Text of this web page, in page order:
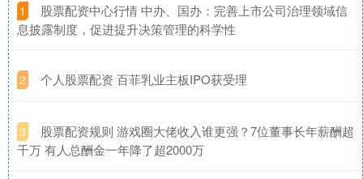
1
​股票配资中心行情 中办、国办：完善上市公司治理领域信
息披露制度，促进提升决策管理的科学性
2 ​个人股票配资 百菲乳业主板IPO获受理
3
​股票配资规则 游戏圈大佬收入谁更强？7位董事长年薪酬超
千万 有人总酬金一年降了超2000万